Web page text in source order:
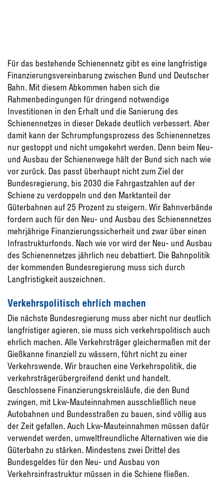
Für das bestehende Schienennetz gibt es eine langfristige
Finanzierungsvereinbarung zwischen Bund und Deutscher
Bahn. Mit diesem Abkommen haben sich die
Rahmenbedingungen für dringend notwendige
Investitionen in den Erhalt und die Sanierung des
Schienennetzes in dieser Dekade deutlich verbessert. Aber
damit kann der Schrumpfungsprozess des Schienennetzes
nur gestoppt und nicht umgekehrt werden. Denn beim Neu-
und Ausbau der Schienenwege hält der Bund sich nach wie
vor zurück. Das passt überhaupt nicht zum Ziel der
Bundesregierung, bis 2030 die Fahrgastzahlen auf der
Schiene zu verdoppeln und den Marktanteil der
Güterbahnen auf 25 Prozent zu steigern. Wir Bahnverbände
fordern auch für den Neu- und Ausbau des Schienennetzes
mehrjährige Finanzierungssicherheit und zwar über einen
Infrastrukturfonds. Nach wie vor wird der Neu- und Ausbau
des Schienennetzes jährlich neu debattiert. Die Bahnpolitik
der kommenden Bundesregierung muss sich durch
Langfristigkeit auszeichnen.
Verkehrspolitisch ehrlich machen
Die nächste Bundesregierung muss aber nicht nur deutlich
langfristiger agieren, sie muss sich verkehrspolitisch auch
ehrlich machen. Alle Verkehrsträger gleichermaßen mit der
Gießkanne finanziell zu wässern, führt nicht zu einer
Verkehrswende. Wir brauchen eine Verkehrspolitik, die
verkehrsträgerübergreifend denkt und handelt.
Geschlossene Finanzierungskreisläufe, die den Bund
zwingen, mit Lkw-Mauteinnahmen ausschließlich neue
Autobahnen und Bundesstraßen zu bauen, sind völlig aus
der Zeit gefallen. Auch Lkw-Mauteinnahmen müssen dafür
verwendet werden, umweltfreundliche Alternativen wie die
Güterbahn zu stärken. Mindestens zwei Drittel des
Bundesgeldes für den Neu- und Ausbau von
Verkehrsinfrastruktur müssen in die Schiene fließen.